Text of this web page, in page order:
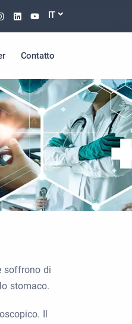
Instagram
Linkedin
Youtube
IT
Contatto
soffrono di
stomaco.
Il